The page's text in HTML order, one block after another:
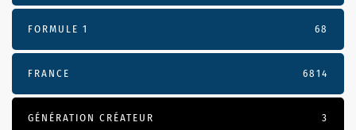
FORMULE 1 68
FRANCE 6814
GÉNÉRATION CRÉATEUR 3